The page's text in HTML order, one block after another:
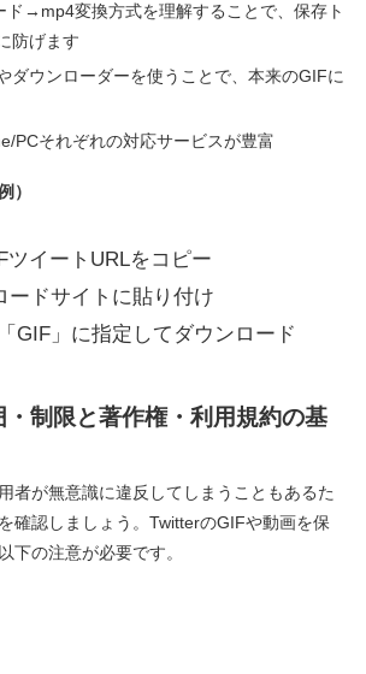
ド→mp4変換方式を理解することで、保存ト
防げます
ダウンローダーを使うことで、本来のGIFに
PCそれぞれの対応サービスが豊富
）
ツイートURLをコピー
ードサイトに貼り付け
GIF」に指定してダウンロード
制限と著作権・利用規約の基
者が無意識に違反してしまうこともあるた
確認しましょう。TwitterのGIFや動画を保
下の注意が必要です。